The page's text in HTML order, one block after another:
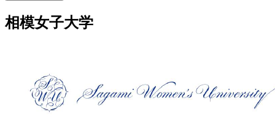
相模女子大学